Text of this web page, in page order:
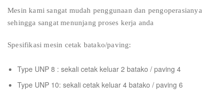
Mesin kami sangat mudah penggunaan dan pengoperasianya
sehingga sangat menunjang proses kerja anda
Spesifikasi mesin cetak batako/paving:
Type UNP 8 : sekali cetak keluar 2 batako / paving 4
Type UNP 10: sekali cetak keluar 4 batako / paving 6